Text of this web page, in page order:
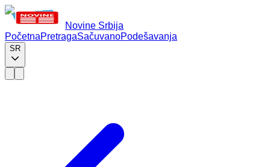
Novine Srbija
PočetnaPretragaSačuvanoPodešavanja
SR